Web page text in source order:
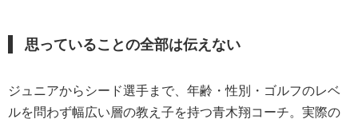
思っていることの全部は伝えない
ジュニアからシード選手まで、年齢・性別・ゴルフのレベ
ルを問わず幅広い層の教え子を持つ青木翔コーチ。実際の